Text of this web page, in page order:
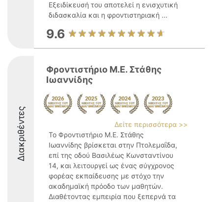
Εξειδίκευσή του αποτελεί η ενισχυτική
διδασκαλία και η φροντιστηριακή ...
9.6
Διακριθέντες
Φροντιστήριο Μ.Ε. Στάθης
Ιωαννίδης
Δείτε περισσότερα >>
Το Φροντιστήριο Μ.Ε. Στάθης
Ιωαννίδης βρίσκεται στην Πτολεμαΐδα,
επί της οδού Βασιλέως Κωνσταντίνου
14, και λειτουργεί ως ένας σύγχρονος
φορέας εκπαίδευσης με στόχο την
ακαδημαϊκή πρόοδο των μαθητών.
Διαθέτοντας εμπειρία που ξεπερνά τα